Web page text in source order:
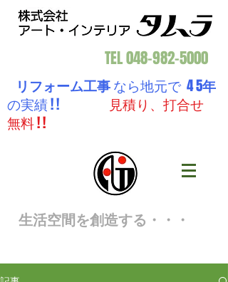
TEL048-982-5000
リフォーム工事なら地元で 4 5年
の実績 ! !
見積り、打合せ
無料 ! !
生活空間を創造する・・・